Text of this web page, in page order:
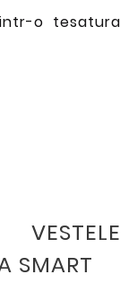
o tesatura
SMART